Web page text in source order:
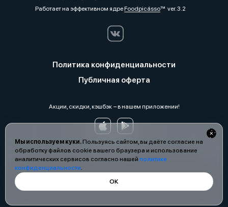
Мы используем куки.Пользуясь сайтом, вы даёте согласие на
обработку файлов cookie вашего браузера и использование
аналитических сервисов согласно нашей политике
конфиденциальности.
ОК
Работает на эффективном ядреFoodpicássover. 3.2
Политика конфиденциальности
Публичная оферта
Акции, скидки, кэшбэк − в нашем приложении!